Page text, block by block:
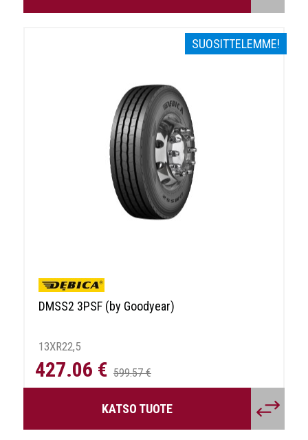
SUOSITTELEMME!
DMSS2 3PSF (by Goodyear)
13XR22,5
427.06 € 599.57 €
KATSO TUOTE